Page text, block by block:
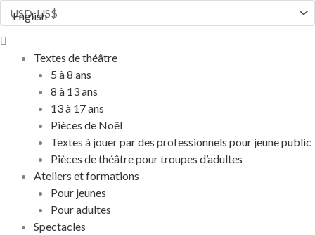
Aller
au
contenu
English
Flyout
Menu
Textes de théâtre
5 à 8 ans
8 à 13 ans
13 à 17 ans
Pièces de Noël
Textes à jouer par des professionnels pour jeune public
Pièces de théâtre pour troupes d’adultes
Ateliers et formations
Pour jeunes
Pour adultes
Spectacles